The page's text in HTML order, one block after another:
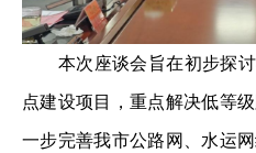
本次座谈会旨在初步探讨
点建设项目，重点解决低等
一步完善我市公路网、水运